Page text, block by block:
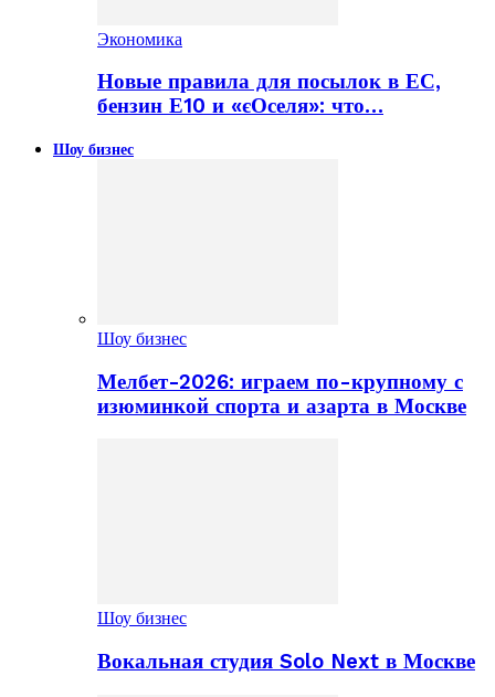
Экономика
Новые правила для посылок в ЕС,
бензин Е10 и «єОселя»: что…
Шоу бизнес
Шоу бизнес
Мелбет-2026: играем по-крупному с
изюминкой спорта и азарта в Москве
Шоу бизнес
Вокальная студия Solo Next в Москве